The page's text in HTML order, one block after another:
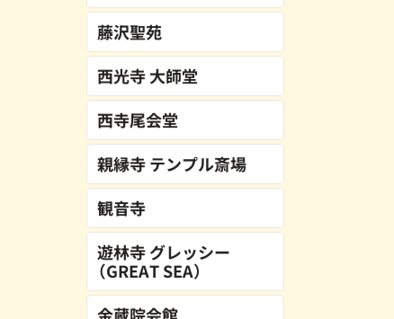
藤沢聖苑
西光寺 大師堂
西寺尾会堂
親縁寺 テンプル斎場
観音寺
遊林寺 グレッシー
（GREAT SEA）